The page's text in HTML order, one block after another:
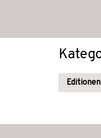
Editionen